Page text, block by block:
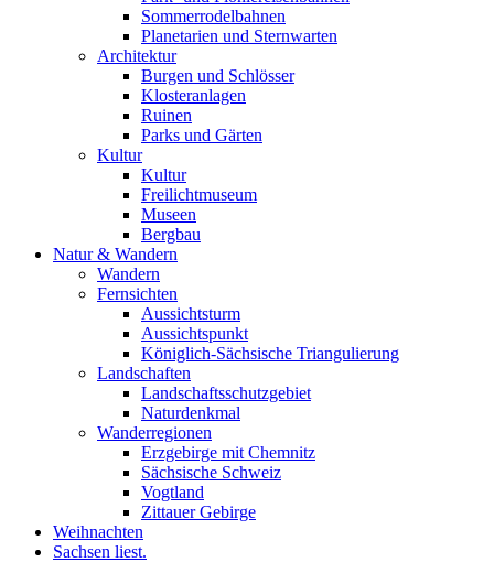
Sommerrodelbahnen
Planetarien und Sternwarten
Architektur
Burgen und Schlösser
Klosteranlagen
Ruinen
Parks und Gärten
Kultur
Kultur
Freilichtmuseum
Museen
Bergbau
Natur & Wandern
Wandern
Fernsichten
Aussichtsturm
Aussichtspunkt
Königlich-Sächsische Triangulierung
Landschaften
Landschaftsschutzgebiet
Naturdenkmal
Wanderregionen
Erzgebirge mit Chemnitz
Sächsische Schweiz
Vogtland
Zittauer Gebirge
Weihnachten
Sachsen liest.